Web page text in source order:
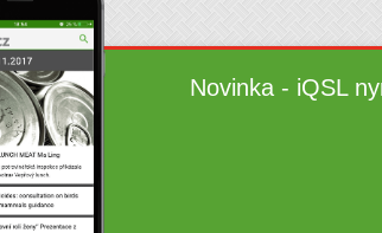
Novinka - iQSL